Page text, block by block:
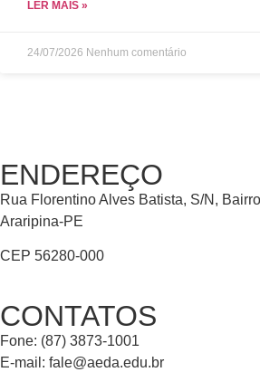
LER MAIS »
24/07/2026 Nenhum comentário
ENDEREÇO
Rua Florentino Alves Batista, S/N,
Araripina-PE
CEP 56280-000
CONTATOS
Fone: (87) 3873-1001
E-mail: fale@aeda.edu.br